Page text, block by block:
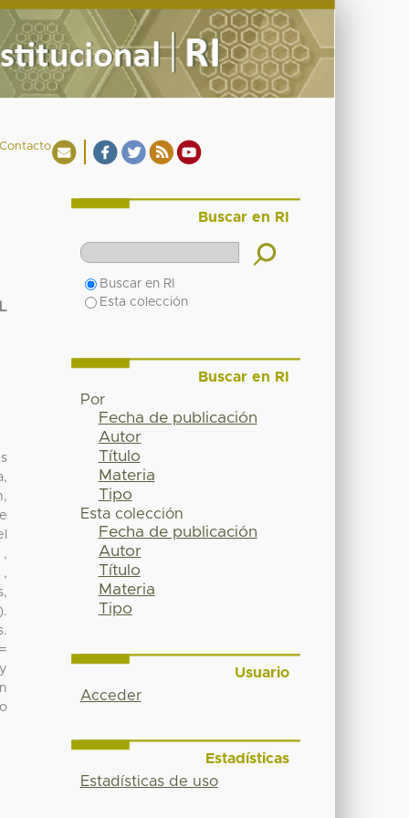
,
,
Buscar en RI
Buscar en RI
Esta colección
Buscar en RI
Por
Fecha de publicación
Autor
Título
Materia
Tipo
Esta colección
Fecha de publicación
Autor
Título
Materia
Tipo
Usuario
Acceder
Estadísticas
Estadísticas de uso